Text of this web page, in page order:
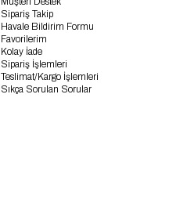
Sipariş Takip
Havale Bildirim Formu
Favorilerim
Kolay İade
Sipariş İşlemleri
Teslimat/Kargo İşlemleri
Sıkça Sorulan Sorular